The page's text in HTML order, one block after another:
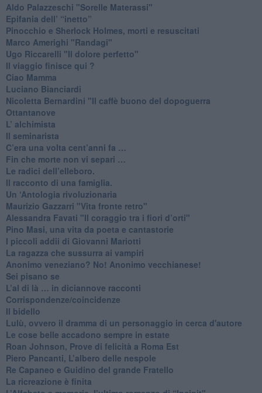
​Aldo Palazzeschi "Sorelle Materassi"
​Epifania dell’ “inetto”
Pinocchio e Sherlock Holmes, morti e resuscitati
​Marco Amerighi "Randagi"
Ugo Riccarelli "Il dolore perfetto"
​Il viaggio finisce qui ?
​Ciao Mamma
​Luciano Bianciardi
​Nicoletta Bernardini "Il caffè buono del dopoguerra
​Ottantanove
​L’ alchimista
Il seminarista
​C’era una volta cent’anni fa …
​Fin che morte non vi separi …
​Le radici dell’elleboro.
​Il racconto di una famiglia.
Un ‘Antologia rivoluzionaria
​Maurizio Gazzarri "Vita fronte retro"
​Alessandra Favati "Il coraggio tra i fiori d’orti"
​Pino Masi, una vita da poeta e cantastorie
​I piccoli addii di Giovanni Mariotti
​La ragazza che sussurra ai vampiri
​Anonimo veneziano? No! Anonimo vecchianese!
​Sei pisano se
​L’al di là … in diciannove racconti
Corrispondenze/coincidenze
Il bidello
Lulù, ovvero il dramma di un personaggio in cerca d'autore
Le cose belle accadono sempre in estate
Roan Johnson, Prove di felicità a Roma Est
Piero Pancanti, L’albero delle nespole
Re Capaneo e Guidino del grande Fratello
La ricreazione è finita